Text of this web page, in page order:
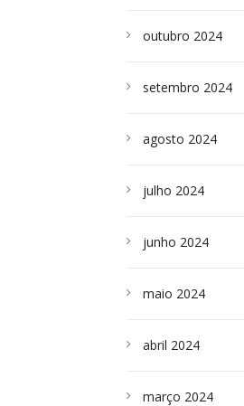
outubro 2024
setembro 2024
agosto 2024
julho 2024
junho 2024
maio 2024
abril 2024
março 2024